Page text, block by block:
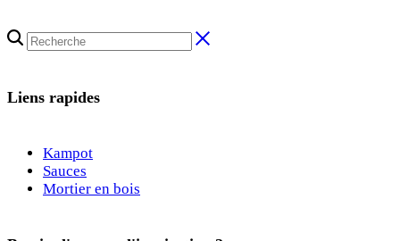
Liens rapides
Kampot
Sauces
Mortier en bois